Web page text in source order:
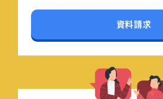
資料請求